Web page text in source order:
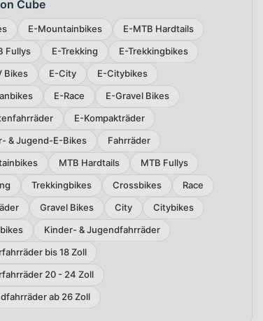
Cube
E-Mountainbikes
E-MTB Hardtails
Fullys
E-Trekking
E-Trekkingbikes
Bikes
E-City
E-Citybikes
E-Race
E-Gravel Bikes
E-Kompakträder
& Jugend-E-Bikes
Fahrräder
MTB Hardtails
MTB Fullys
Trekkingbikes Crossbikes
Race
Gravel Bikes City
Citybikes
Kinder- & Jugendfahrräder
bis 18 Zoll
20 - 24 Zoll
ab 26 Zoll